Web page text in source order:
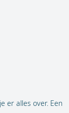
er alles over. Een